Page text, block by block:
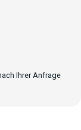
Ihrer Anfrage